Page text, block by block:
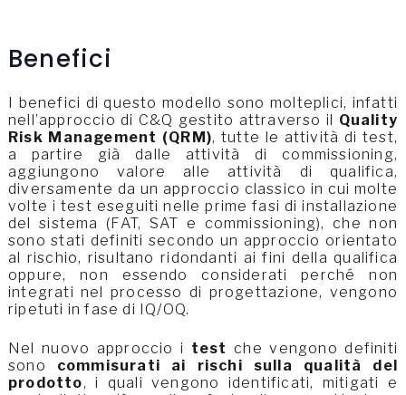
Benefici
I benefici di questo modello sono molteplici, infatti
nell’approccio di C&Q gestito attraverso il Quality
Risk Management (QRM), tutte le attività di test,
a partire già dalle attività di commissioning,
aggiungono valore alle attività di qualifica,
diversamente da un approccio classico in cui molte
volte i test eseguiti nelle prime fasi di installazione
del sistema (FAT, SAT e commissioning), che non
sono stati definiti secondo un approccio orientato
al rischio, risultano ridondanti ai fini della qualifica
oppure, non essendo considerati perché non
integrati nel processo di progettazione, vengono
ripetuti in fase di IQ/OQ.
Nel nuovo approccio i test che vengono definiti
sono commisurati ai rischi sulla qualità del
prodotto, i quali vengono identificati, mitigati e